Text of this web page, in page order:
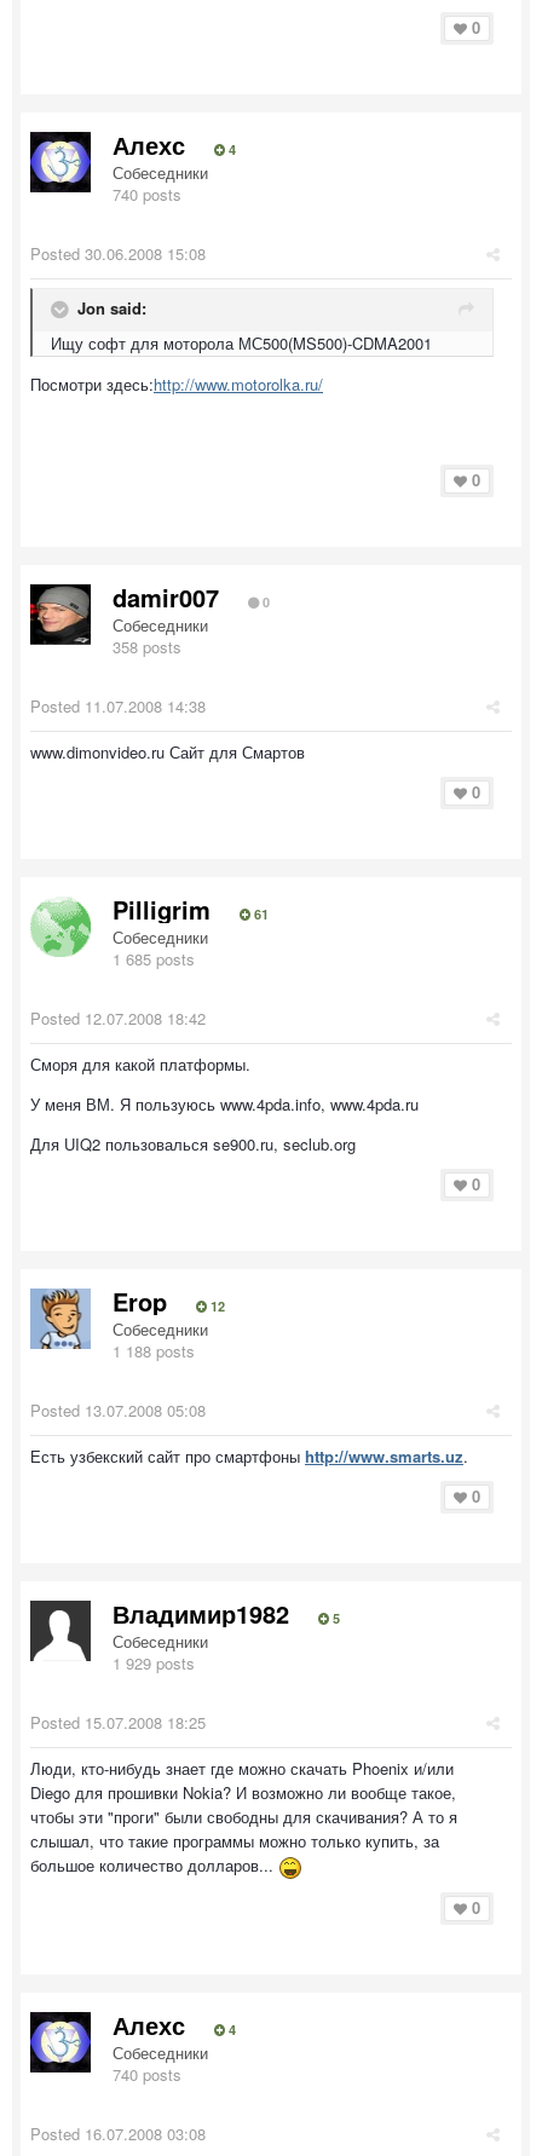
0
Алехс 4
Собеседники
740 posts
Posted 30.06.2008 15:08
Jon said:
Ищу софт для моторола МС500(MS500)-CDMA2001
Посмотри здесь:http://www.motorolka.ru/
0
damir007 0
Собеседники
358 posts
Posted 11.07.2008 14:38
www.dimonvideo.ru Сайт для Смартов
0
Pilligrim 61
Собеседники
1 685 posts
Posted 12.07.2008 18:42
Сморя для какой платформы.
У меня ВМ. Я пользуюсь www.4pda.info, www.4pda.ru
Для UIQ2 пользовалься se900.ru, seclub.org
0
Erop 12
Собеседники
1 188 posts
Posted 13.07.2008 05:08
Есть узбекский сайт про смартфоны http://www.smarts.uz.
0
Владимир1982 5
Собеседники
1 929 posts
Posted 15.07.2008 18:25
Люди, кто-нибудь знает где можно скачать Phoenix и/или
Diego для прошивки Nokia? И возможно ли вообще такое,
чтобы эти "проги" были свободны для скачивания? А то я
слышал, что такие программы можно только купить, за
большое количество долларов...
0
Алехс 4
Собеседники
740 posts
Posted 16.07.2008 03:08